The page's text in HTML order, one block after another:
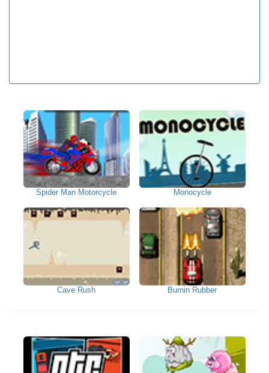
Spider Man Motorcycle Monocycle
Cave Rush Burnin Rubber